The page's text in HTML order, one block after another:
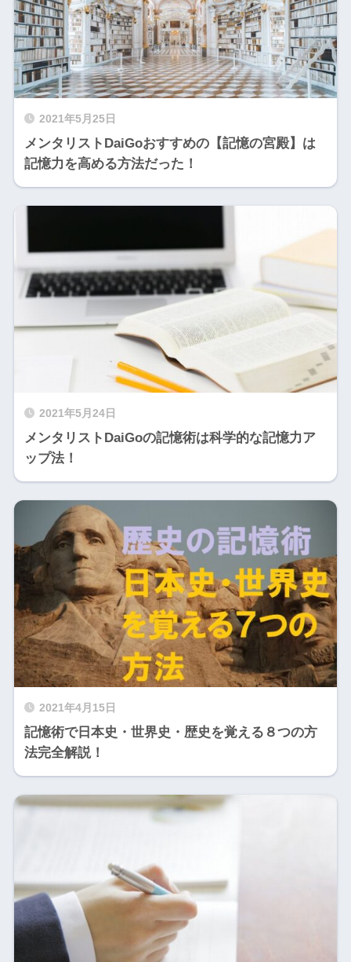
2021年5月25日
メンタリストDaiGoおすすめの【記憶の宮殿】は
記憶力を高める方法だった！
2021年5月24日
メンタリストDaiGoの記憶術は科学的な記憶力ア
ップ法！
2021年4月15日
記憶術で日本史・世界史・歴史を覚える８つの方
法完全解説！